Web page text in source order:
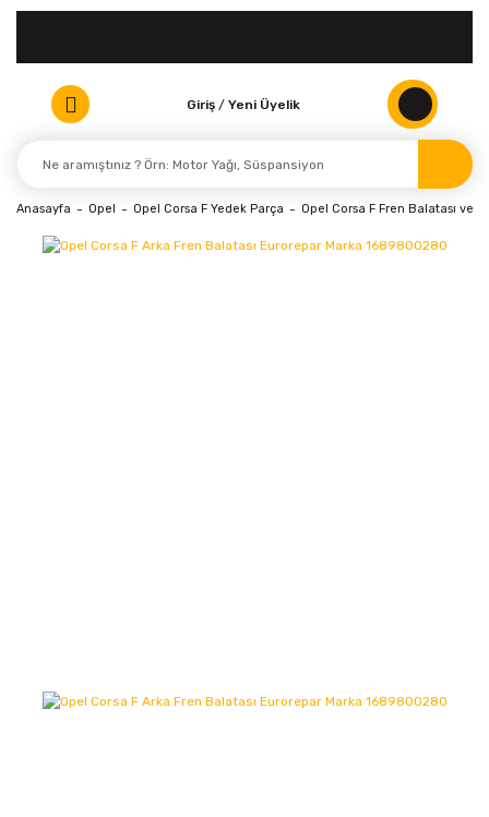
Giriş / Yeni Üyelik
Anasayfa Opel Opel Corsa F Yedek Parça Opel Corsa F Fren Balatası ve